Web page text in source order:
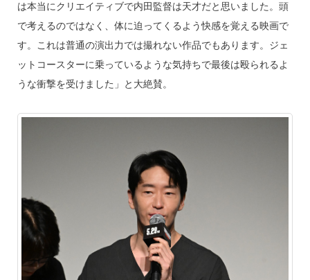
は本当にクリエイティブで内田監督は天才だと思いました。頭
で考えるのではなく、体に迫ってくるよう快感を覚える映画で
す。これは普通の演出力では撮れない作品でもあります。ジェ
ットコースターに乗っているような気持ちで最後は殴られるよ
うな衝撃を受けました」と大絶賛。